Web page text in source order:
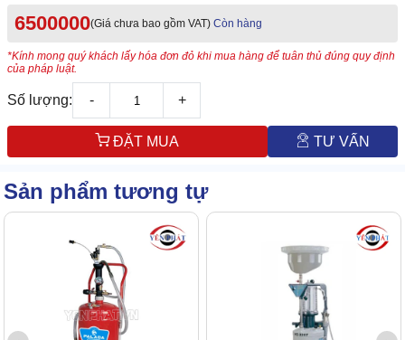
6500000(Giá chưa bao gồm VAT) Còn hàng
*Kính mong quý khách lấy hóa đơn đỏ khi mua hàng để tuân thủ đúng quy định
của pháp luật.
Số lượng: - +
ĐẶT MUA TƯ VẤN
Sản phẩm tương tự